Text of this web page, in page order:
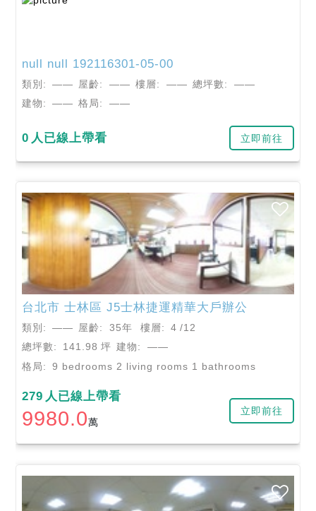
null null 192116301-05-00
類別: —— 屋齡: —— 樓層: —— 總坪數:
——
建物:
—— 格局: ——
0 人已線上帶看 立即前往
台北市 士林區 J5士林捷運精華大戶辦公
類別: —— 屋齡: 35年 樓層: 4 /12
總坪數:
141.98 坪 建物:
——
格局:
9 bedrooms 2 living rooms 1 bathrooms
279 人已線上帶看
9980.0萬
立即前往